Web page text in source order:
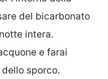
del bicarbonato
intera.
e farai
sporco.